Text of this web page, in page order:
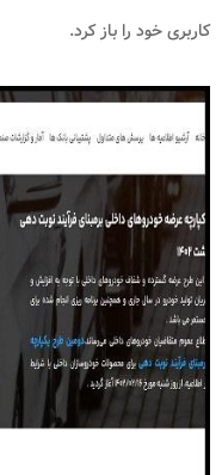
کاربری خود را باز کرد.